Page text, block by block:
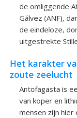
de omliggende
Gálvez (ANF),
de eindeloze,
uitgestrekte
Het karakter
zoute zeelucht
Antofagasta is
van koper en
mensen zijn